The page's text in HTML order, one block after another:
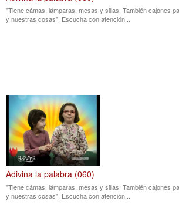
"Tiene cámas, lámparas, mesas y sillas. También cajones
y nuestras cosas". Escucha con atención...
Adivina la palabra (060)
"Tiene cámas, lámparas, mesas y sillas. También cajones
y nuestras cosas". Escucha con atención...